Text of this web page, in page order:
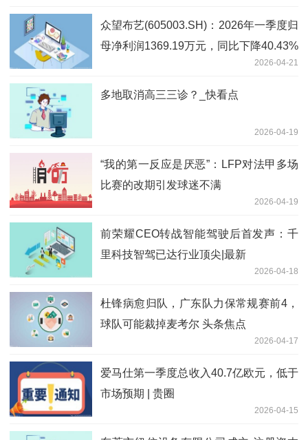
众望布艺(605003.SH)：2026年一季度归
母净利润1369.19万元，同比下降40.43%
2026-04-21
多地取消高三三诊？_快看点
2026-04-19
“我的第一反应是厌恶”：LFP对法甲多场
比赛的改期引发球迷不满
2026-04-19
前荣耀CEO转战智能驾驶后首发声：千
里科技智驾已达行业顶尖|最新
2026-04-18
杜锋病愈归队，广东队力保常规赛前4，
球队可能裁掉麦考尔 头条焦点
2026-04-17
爱马仕第一季度总收入40.7亿欧元，低于
市场预期 | 贵圈
2026-04-15